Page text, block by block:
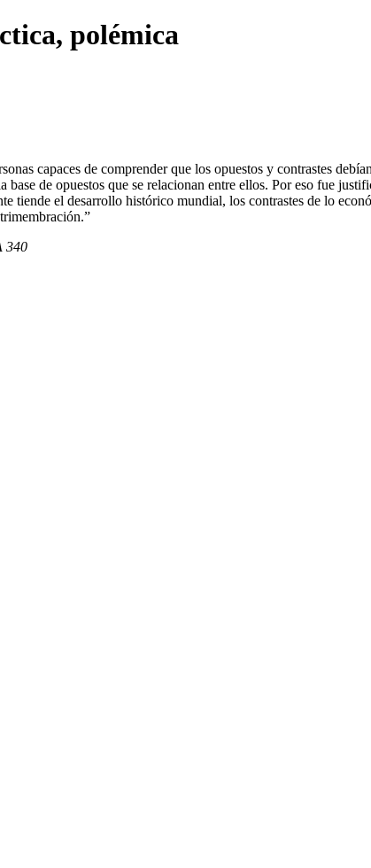
polémica
capaces de comprender que los opuestos y contrastes debían
de opuestos que se relacionan entre ellos. Por eso fue
tiende el desarrollo histórico mundial, los contrastes de lo
340